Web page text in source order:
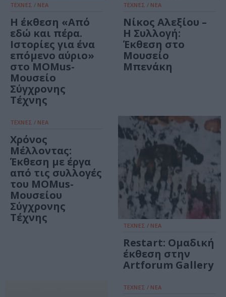
ΤΕΧΝΕΣ / ΝΕΑ
Η έκθεση «Από
εδώ και πέρα.
Ιστορίες για ένα
επόμενο αύριο»
στο MOMus-
Μουσείο
Σύγχρονης
Τέχνης
ΤΕΧΝΕΣ / ΝΕΑ
Νίκος Αλεξίου –
Η Συλλογή:
Έκθεση στο
Μουσείο
Μπενάκη
ΤΕΧΝΕΣ / ΝΕΑ
Χρόνος
Μέλλοντας:
Έκθεση με έργα
από τις συλλογές
του MOMus-
Μουσείου
Σύγχρονης
Τέχνης
ΤΕΧΝΕΣ / ΝΕΑ
Restart: Ομαδική
έκθεση στην
Artforum Gallery
ΤΕΧΝΕΣ / ΝΕΑ